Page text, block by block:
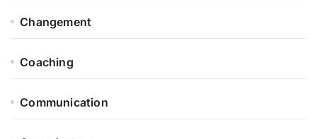
Changement
Coaching
Communication